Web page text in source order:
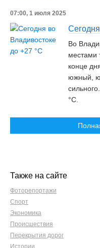
07:00, 1 июля 2025
Во
местами
конце
южный,
°C.
Также на сайте
Фоторепортажи
Спорт
Экономика
Происшествия
Перекрытия дорог
Истории